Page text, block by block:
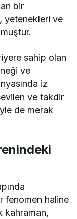
bir
yetenekleri ve
sahip olan
ve
iz
ve takdir
de merak
fenomen haline
kahraman,